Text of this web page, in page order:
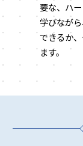
要な、ハ
学びなが
できるか
ます。